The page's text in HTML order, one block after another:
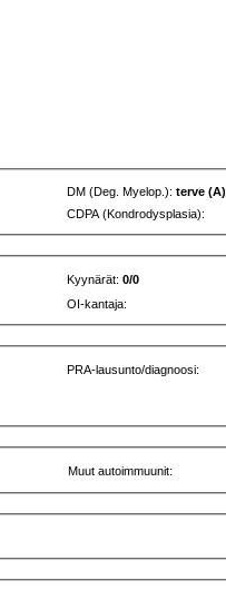
DM (Deg. Myelop.):terve (A)
CDPA (Kondrodysplasia):
Kyynärät:0/0
OI-kantaja:
PRA-lausunto/diagnoosi:
Muut autoimmuunit: